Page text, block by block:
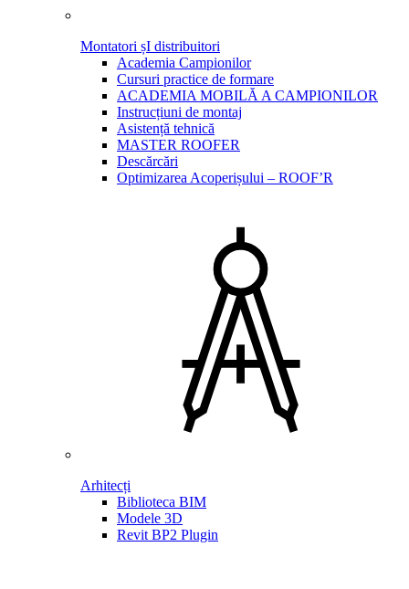
Montatori șI distribuitori
Academia Campionilor
Cursuri practice de formare
ACADEMIA MOBILĂ A CAMPIONILOR
Instrucțiuni de montaj
Asistență tehnică
MASTER ROOFER
Descărcări
Optimizarea Acoperișului – ROOF’R
Arhitecți
Biblioteca BIM
Modele 3D
Revit BP2 Plugin